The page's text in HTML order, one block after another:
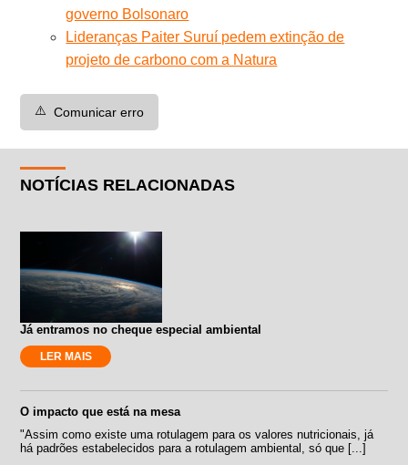
governo Bolsonaro
Lideranças Paiter Suruí pedem extinção de
projeto de carbono com a Natura
⚠️ Comunicar erro
NOTÍCIAS RELACIONADAS
Já entramos no cheque especial ambiental
LER MAIS
O impacto que está na mesa
"Assim como existe uma rotulagem para os valores nutricionais, já
há padrões estabelecidos para a rotulagem ambiental, só que [...]